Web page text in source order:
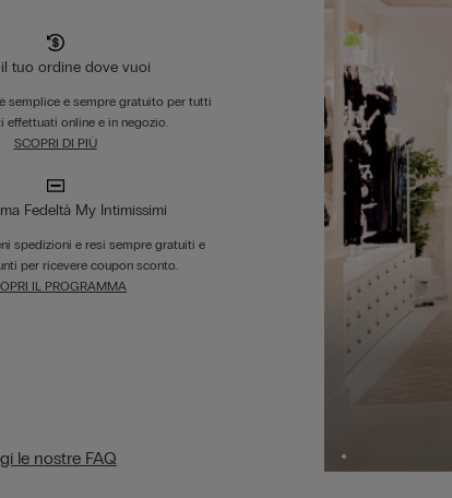
il tuo ordine dove vuoi
semplice e sempre gratuito per tutti
effettuati online e in negozio.
SCOPRI DI PIÙ
Fedeltà My Intimissimi
spedizioni e resi sempre gratuiti e
per ricevere coupon sconto.
IL PROGRAMMA
le nostre FAQ